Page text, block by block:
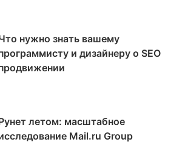
нужно знать вашему
и дизайнеру о SEO
летом: масштабное
Mail.ru Group